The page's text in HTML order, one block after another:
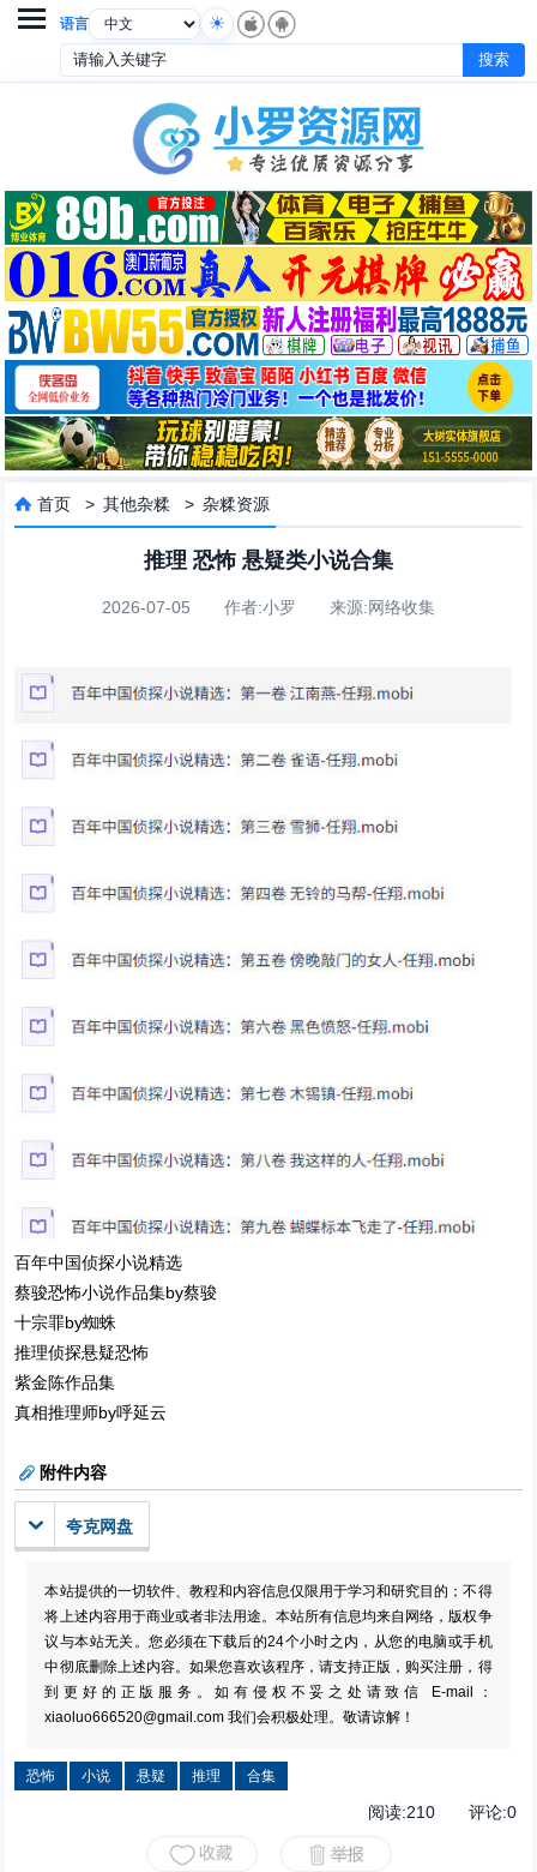
语言

 首页 >其他杂糅 >杂糅资源
推理 恐怖 悬疑类小说合集
2026-07-05 作者:小罗 来源:网络收集
百年中国侦探小说精选
蔡骏恐怖小说作品集by蔡骏
十宗罪by蜘蛛
推理侦探悬疑恐怖
紫金陈作品集
真相推理师by呼延云
附件内容
夸克网盘
本站提供的一切软件、教程和内容信息仅限用于学习和研究目的；不得
将上述内容用于商业或者非法用途。本站所有信息均来自网络，版权争
议与本站无关。您必须在下载后的24个小时之内，从您的电脑或手机
中彻底删除上述内容。如果您喜欢该程序，请支持正版，购买注册，得
到更好的正版服务。如有侵权不妥之处请致信 E-mail：
xiaoluo666520@gmail.com 我们会积极处理。敬请谅解！
恐怖 小说 悬疑 推理 合集
阅读:210评论:0